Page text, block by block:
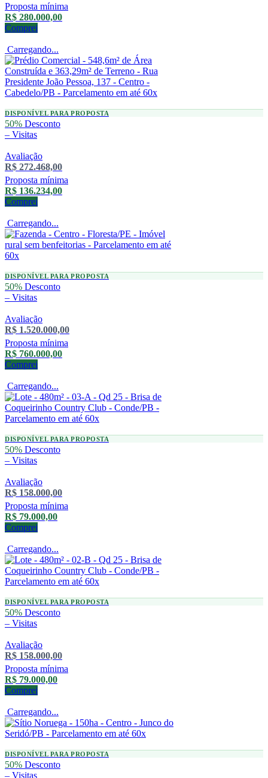
Proposta mínima
R$ 280.000,00
Comprei
Carregando...
DISPONÍVEL PARA PROPOSTA
50% Desconto
– Visitas
Avaliação
R$ 272.468,00
Proposta mínima
R$ 136.234,00
Comprei
Carregando...
DISPONÍVEL PARA PROPOSTA
50% Desconto
– Visitas
Avaliação
R$ 1.520.000,00
Proposta mínima
R$ 760.000,00
Comprei
Carregando...
DISPONÍVEL PARA PROPOSTA
50% Desconto
– Visitas
Avaliação
R$ 158.000,00
Proposta mínima
R$ 79.000,00
Comprei
Carregando...
DISPONÍVEL PARA PROPOSTA
50% Desconto
– Visitas
Avaliação
R$ 158.000,00
Proposta mínima
R$ 79.000,00
Comprei
Carregando...
DISPONÍVEL PARA PROPOSTA
50% Desconto
– Visitas